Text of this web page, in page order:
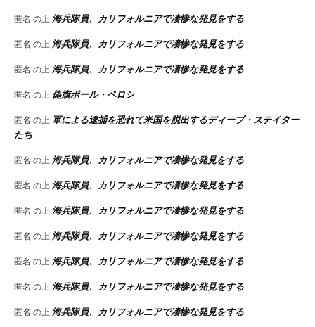
匿名 の上 海兵隊員、カリフォルニアで凄惨な発見をする
匿名 の上 海兵隊員、カリフォルニアで凄惨な発見をする
匿名 の上 海兵隊員、カリフォルニアで凄惨な発見をする
匿名 の上 偽旗ポール・ペロシ
匿名 の上 軍による逮捕を恐れて米国を脱出するディープ・ステイター
たち
匿名 の上 海兵隊員、カリフォルニアで凄惨な発見をする
匿名 の上 海兵隊員、カリフォルニアで凄惨な発見をする
匿名 の上 海兵隊員、カリフォルニアで凄惨な発見をする
匿名 の上 海兵隊員、カリフォルニアで凄惨な発見をする
匿名 の上 海兵隊員、カリフォルニアで凄惨な発見をする
匿名 の上 海兵隊員、カリフォルニアで凄惨な発見をする
匿名 の上 海兵隊員、カリフォルニアで凄惨な発見をする